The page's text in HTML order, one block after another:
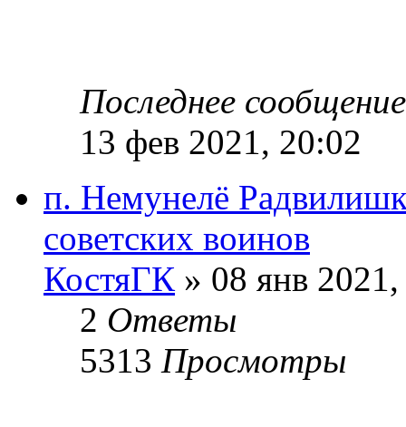
Последнее
13 фев 2021, 20:02
п. Немунелё
советских воинов
КостяГК » 08 янв
2 Ответы
5313 Просмотры